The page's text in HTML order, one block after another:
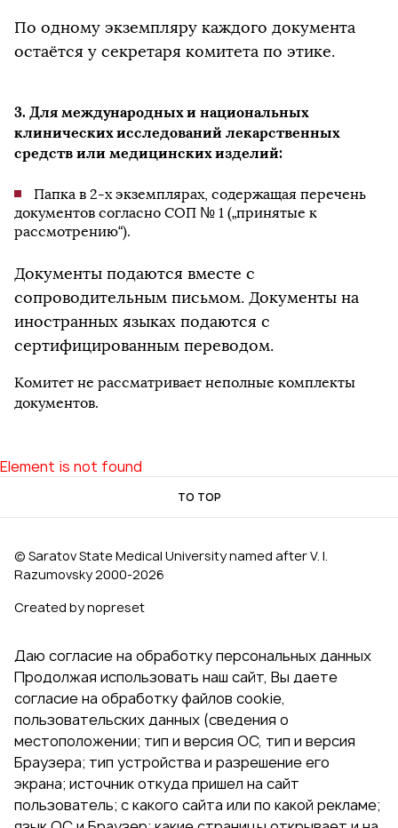
По одному экземпляру каждого документа
остаётся у секретаря комитета по этике.
3. Для международных и национальных
клинических исследований лекарственных
средств или медицинских изделий:
Папка в 2-х экземплярах, содержащая перечень
документов согласно СОП № 1 („принятые к
рассмотрению“).
Документы подаются вместе с
сопроводительным письмом. Документы на
иностранных языках подаются с
сертифицированным переводом.
Комитет не рассматривает неполные комплекты
документов.
Element is not found
TO TOP
© Saratov State Medical University named after V. I.
Razumovsky 2000‑2026
Created by nopreset
Даю согласие на обработку персональных данных
Продолжая использовать наш сайт, Вы даете
согласие на обработку файлов cookie,
пользовательских данных (сведения о
местоположении; тип и версия ОС, тип и версия
Браузера; тип устройства и разрешение его
экрана; источник откуда пришел на сайт
пользователь; с какого сайта или по какой рекламе;